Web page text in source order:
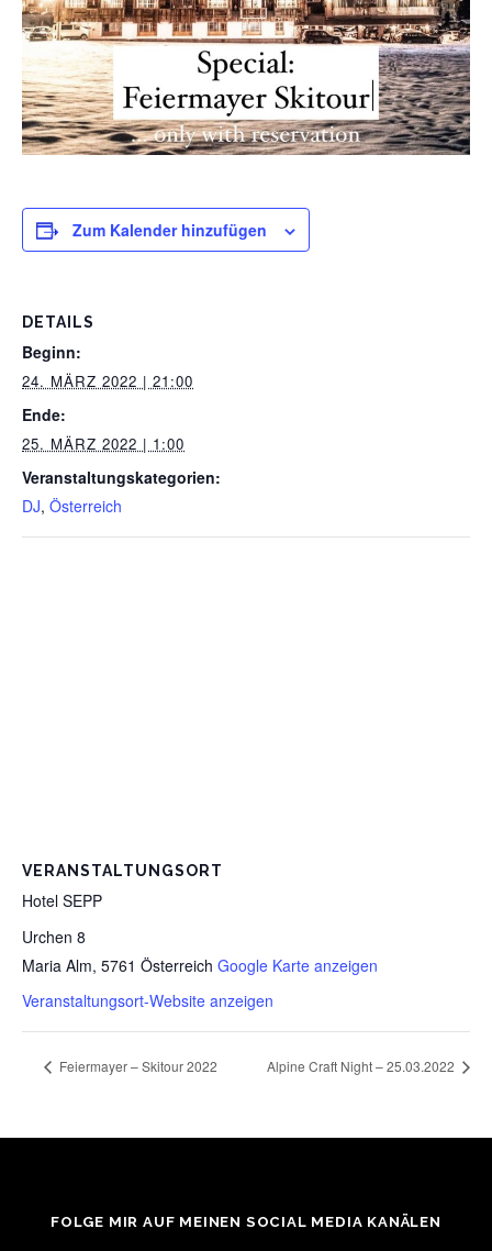
Zum Kalender hinzufügen
DETAILS
Beginn:
24. MÄRZ 2022 | 21:00
Ende:
25. MÄRZ 2022 | 1:00
Veranstaltungskategorien:
DJ, Österreich
VERANSTALTUNGSORT
Hotel SEPP
Urchen 8
Maria Alm, 5761 Österreich Google Karte anzeigen
Veranstaltungsort-Website anzeigen
Feiermayer – Skitour 2022 Alpine Craft Night – 25.03.2022
FOLGE MIR AUF MEINEN SOCIAL MEDIA KANÄLEN